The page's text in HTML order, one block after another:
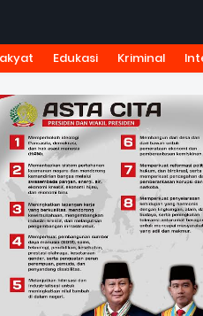
PEDOMAN MEDIA SIBER
Edukasi Kriminal